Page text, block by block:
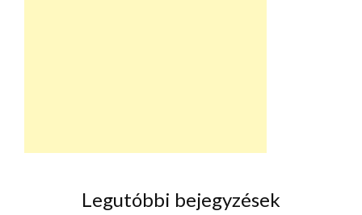
Legutóbbi bejegyzések